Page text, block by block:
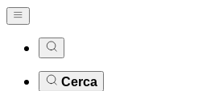
Cerca